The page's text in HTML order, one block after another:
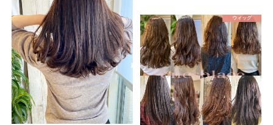
ウィッグ